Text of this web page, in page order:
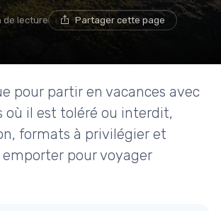
de lecture Partager cette page
pour partir en vacances avec
où il est toléré ou interdit,
formats à privilégier et
pour voyager